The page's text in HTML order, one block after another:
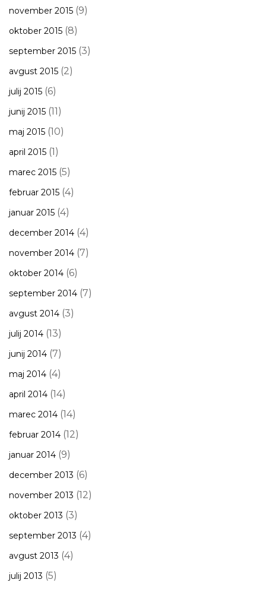
november 2015 (9)
oktober 2015 (8)
september 2015 (3)
avgust 2015 (2)
julij 2015 (6)
junij 2015 (11)
maj 2015 (10)
april 2015 (1)
marec 2015 (5)
februar 2015 (4)
januar 2015 (4)
december 2014 (4)
november 2014 (7)
oktober 2014 (6)
september 2014 (7)
avgust 2014 (3)
julij 2014 (13)
junij 2014 (7)
maj 2014 (4)
april 2014 (14)
marec 2014 (14)
februar 2014 (12)
januar 2014 (9)
december 2013 (6)
november 2013 (12)
oktober 2013 (3)
september 2013 (4)
avgust 2013 (4)
julij 2013 (5)